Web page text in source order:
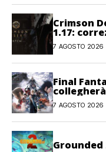
Crimson
1.17:
7 AGOSTO 2026
Final
7 AGOSTO 2026